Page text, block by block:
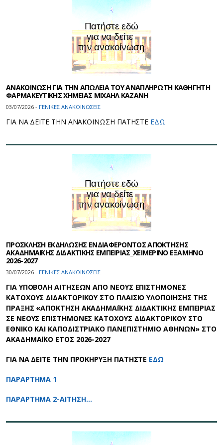
ΑΝΑΚΟΙΝΩΣΗ ΓΙΑ ΤΗΝ ΑΠΩΛΕΙΑ ΤΟΥ ΑΝΑΠΛΗΡΩΤΗ ΚΑΘΗΓΗΤΗ
ΦΑΡΜΑΚΕΥΤΙΚΗΣ ΧΗΜΕΙΑΣ ΜΙΧΑΗΛ ΚΑΖΑΝΗ
03/07/2026 - ΓΕΝΙΚΕΣ ΑΝΑΚΟΙΝΩΣΕΙΣ
ΓΙΑ ΝΑ ΔΕΙΤΕ ΤΗΝ ΑΝΑΚΟΙΝΩΣΗ ΠΑΤΗΣΤΕ ΕΔΩ
ΠΡΟΣΚΛΗΣΗ ΕΚΔΗΛΩΣΗΣ ΕΝΔΙΑΦΕΡΟΝΤΟΣ ΑΠΟΚΤΗΣΗΣ
ΑΚΑΔΗΜΑΪΚΗΣ ΔΙΔΑΚΤΙΚΗΣ ΕΜΠΕΙΡΙΑΣ_XEIMEΡΙΝΟ ΕΞΑΜΗΝΟ
2026-2027
30/07/2026 - ΓΕΝΙΚΕΣ ΑΝΑΚΟΙΝΩΣΕΙΣ
ΓΙΑ ΥΠΟΒΟΛΗ ΑΙΤΗΣΕΩΝ ΑΠΟ ΝΕΟΥΣ ΕΠΙΣΤΗΜΟΝΕΣ
ΚΑΤΟΧΟΥΣ ΔΙΔΑΚΤΟΡΙΚΟΥ ΣΤΟ ΠΛΑΙΣΙΟ ΥΛΟΠΟΙΗΣΗΣ ΤΗΣ
ΠΡΑΞΗΣ «ΑΠΟΚΤΗΣΗ ΑΚΑΔΗΜΑΪΚΗΣ ΔΙΔΑΚΤΙΚΗΣ ΕΜΠΕΙΡΙΑΣ
ΣΕ ΝΕΟΥΣ ΕΠΙΣΤΗΜΟΝΕΣ ΚΑΤΟΧΟΥΣ ΔΙΔΑΚΤΟΡΙΚΟΥ ΣΤΟ
ΕΘΝΙΚΟ ΚΑΙ ΚΑΠΟΔΙΣΤΡΙΑΚΟ ΠΑΝΕΠΙΣΤΗΜΙΟ ΑΘΗΝΩΝ» ΣΤΟ
ΑΚΑΔΗΜΑΪΚΟ ΕΤΟΣ 2026-2027
ΓΙΑ ΝΑ ΔΕΙΤΕ ΤΗΝ ΠΡΟΚΗΡΥΞΗ ΠΑΤΗΣΤΕ ΕΔΩ
ΠΑΡΑΡΤΗΜΑ 1
ΠΑΡΑΡΤΗΜΑ 2-ΑΙΤΗΣΗ…